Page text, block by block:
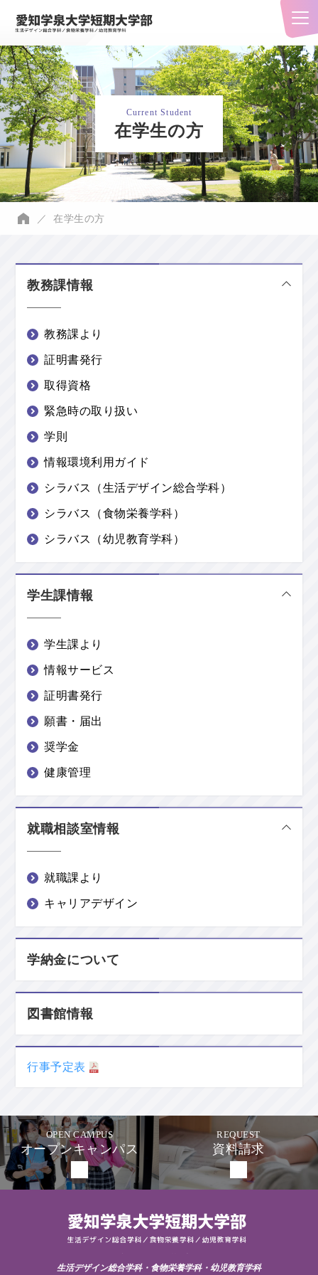
Current Student
在学生の方
在学生の方
教務課情報
教務課より
証明書発行
取得資格
緊急時の取り扱い
学則
情報環境利用ガイド
シラバス（生活デザイン総合学科）
シラバス（食物栄養学科）
シラバス（幼児教育学科）
学生課情報
学生課より
情報サービス
証明書発行
願書・届出
奨学金
健康管理
就職相談室情報
就職課より
キャリアデザイン
学納金について
図書館情報
行事予定表
OPEN CAMPUS
オープンキャンパス
REQUEST
資料請求
生活デザイン総合学科・食物栄養学科・幼児教育学科